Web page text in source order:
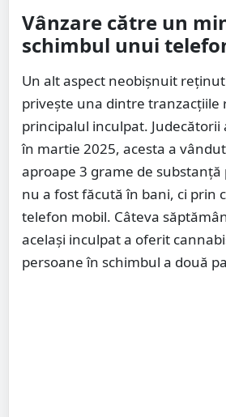
Vânzare către un
schimbul unui
Un alt aspect neobișnuit
privește una dintre tranzacțiile
principalul inculpat. Judecătorii
în martie 2025, acesta a
aproape 3 grame de substanță
nu a fost făcută în bani, ci prin
telefon mobil. Câteva
același inculpat a oferit
persoane în schimbul a două